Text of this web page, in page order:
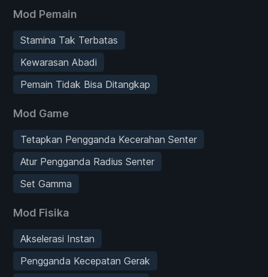
Mod Pemain
Stamina Tak Terbatas
Kewarasan Abadi
Pemain Tidak Bisa Ditangkap
Mod Game
Tetapkan Pengganda Kecerahan Senter
Atur Pengganda Radius Senter
Set Gamma
Mod Fisika
Akselerasi Instan
Pengganda Kecepatan Gerak